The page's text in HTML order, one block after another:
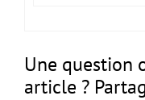
Une question
article ?